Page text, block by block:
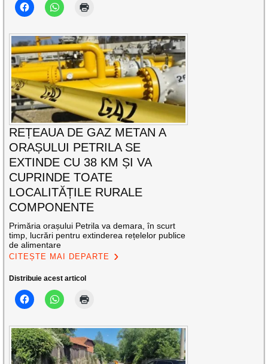
REȚEAUA DE GAZ METAN A
ORAȘULUI PETRILA SE
EXTINDE CU 38 KM ȘI VA
CUPRINDE TOATE
LOCALITĂȚILE RURALE
COMPONENTE
Primăria orașului Petrila va demara, în scurt
timp, lucrări pentru extinderea rețelelor publice
de alimentare
CITEȘTE MAI DEPARTE
Distribuie acest articol